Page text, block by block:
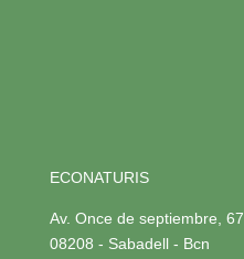
ECONATURIS
Av. Once de septiembre, 67
08208 - Sabadell - Bcn